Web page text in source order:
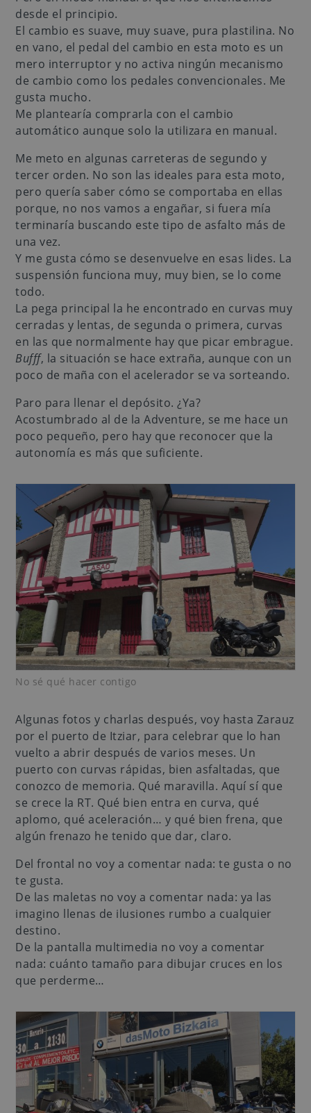
desde el principio.
El cambio es suave, muy suave, pura plastilina. No
en vano, el pedal del cambio en esta moto es un
mero interruptor y no activa ningún mecanismo
de cambio como los pedales convencionales. Me
gusta mucho.
Me plantearía comprarla con el cambio
automático aunque solo la utilizara en manual.
Me meto en algunas carreteras de segundo y
tercer orden. No son las ideales para esta moto,
pero quería saber cómo se comportaba en ellas
porque, no nos vamos a engañar, si fuera mía
terminaría buscando este tipo de asfalto más de
una vez.
Y me gusta cómo se desenvuelve en esas lides. La
suspensión funciona muy, muy bien, se lo come
todo.
La pega principal la he encontrado en curvas muy
cerradas y lentas, de segunda o primera, curvas
en las que normalmente hay que picar embrague.
Bufff, la situación se hace extraña, aunque con un
poco de maña con el acelerador se va sorteando.
Paro para llenar el depósito. ¿Ya?
Acostumbrado al de la Adventure, se me hace un
poco pequeño, pero hay que reconocer que la
autonomía es más que suficiente.
No sé qué hacer contigo
Algunas fotos y charlas después, voy hasta Zarauz
por el puerto de Itziar, para celebrar que lo han
vuelto a abrir después de varios meses. Un
puerto con curvas rápidas, bien asfaltadas, que
conozco de memoria. Qué maravilla. Aquí sí que
se crece la RT. Qué bien entra en curva, qué
aplomo, qué aceleración… y qué bien frena, que
algún frenazo he tenido que dar, claro.
Del frontal no voy a comentar nada: te gusta o no
te gusta.
De las maletas no voy a comentar nada: ya las
imagino llenas de ilusiones rumbo a cualquier
destino.
De la pantalla multimedia no voy a comentar
nada: cuánto tamaño para dibujar cruces en los
que perderme…